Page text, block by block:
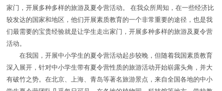
家门，开展多种多样的旅游及夏令营活动。 在我众所周知，在一些经济比
较发达的国家和地区，他们开展素质教育的一个非常重要的途径，也是我
们最需要的宝贵经验就是让学生走出家门，开展多种多样的旅游及夏令营
活动。
在我国，开展中小学生的夏令营活动起步较晚，但随着我国素质教育
深入展开，针对中小学生带有夏令营性质的旅游活动开始崭露头角，并大
有破竹之势。在北京、上海、青岛等著名旅游景点，来自全国各地的中小